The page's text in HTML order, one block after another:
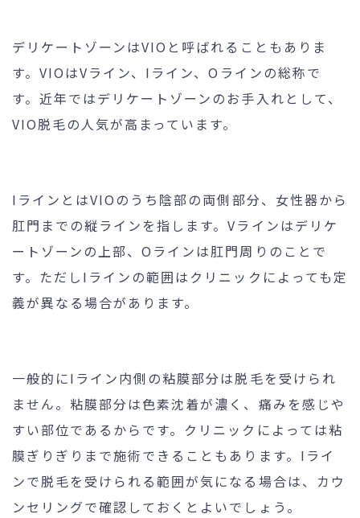
デリケートゾーンはVIOと呼ばれることもありま
す。VIOはVライン、Iライン、Oラインの総称で
す。近年ではデリケートゾーンのお手入れとして、
VIO脱毛の人気が高まっています。
IラインとはVIOのうち陰部の両側部分、女性器から
肛門までの縦ラインを指します。Vラインはデリケ
ートゾーンの上部、Oラインは肛門周りのことで
す。ただしIラインの範囲はクリニックによっても定
義が異なる場合があります。
一般的にIライン内側の粘膜部分は脱毛を受けられ
ません。粘膜部分は色素沈着が濃く、痛みを感じや
すい部位であるからです。クリニックによっては粘
膜ぎりぎりまで施術できることもあります。Iライ
ンで脱毛を受けられる範囲が気になる場合は、カウ
ンセリングで確認しておくとよいでしょう。